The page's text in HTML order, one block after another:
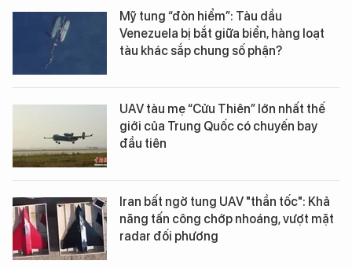
Mỹ tung “đòn hiểm”: Tàu dầu
Venezuela bị bắt giữa biển, hàng loạt
tàu khác sắp chung số phận?
UAV tàu mẹ “Cửu Thiên” lớn nhất thế
giới của Trung Quốc có chuyến bay
đầu tiên
Iran bất ngờ tung UAV "thần tốc": Khả
năng tấn công chớp nhoáng, vượt mặt
radar đối phương